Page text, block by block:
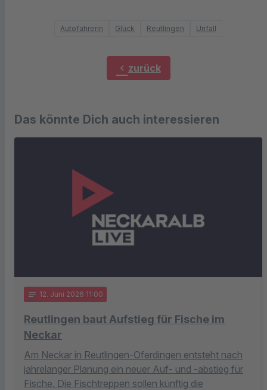
Autofahrerin Glück Reutlingen Unfall
chevron_left zurück
Das könnte Dich auch interessieren
notes 12. Juni 2026 11:00
Reutlingen baut Aufstieg für Fische im
Neckar
Am Neckar in Reutlingen-Oferdingen entsteht nach
jahrelanger Planung ein neuer Auf- und -abstieg für
Fische. Die Fischtreppen sollen künftig die